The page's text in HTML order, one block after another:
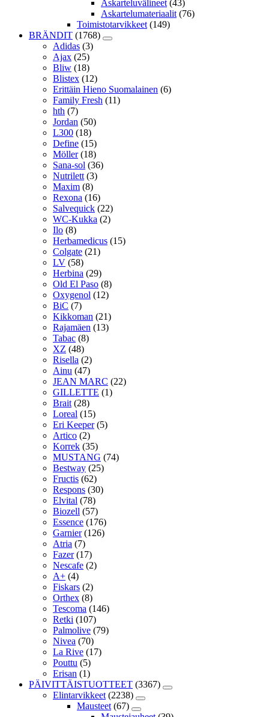
Askarteluvälineet (43)
Askartelumateriaalit (76)
Toimistotarvikkeet (149)
BRÄNDIT (1768)
Adidas (3)
Ajax (25)
Bliw (18)
Blistex (12)
Erittäin Hieno Suomalainen (6)
Family Fresh (11)
hth (7)
Jordan (50)
L300 (18)
Define (15)
Möller (18)
Sana-sol (36)
Nutrilett (3)
Maxim (8)
Rexona (16)
Salvequick (22)
WC-Kukka (2)
Ilo (8)
Herbamedicus (15)
Colgate (21)
LV (58)
Herbina (29)
Old El Paso (8)
Oxygenol (12)
BiC (7)
Kikkoman (21)
Rajamäen (13)
Tabac (8)
XZ (48)
Risella (2)
Ainu (47)
JEAN MARC (22)
GILLETTE (1)
Brait (28)
Loreal (15)
Eri Keeper (5)
Artico (2)
Korrek (35)
MUSTANG (74)
Bestway (25)
Fructis (62)
Respons (30)
Elvital (78)
Biozell (57)
Essence (176)
Garnier (126)
Atria (7)
Fazer (17)
Nescafe (2)
A+ (4)
Fiskars (2)
Orthex (8)
Tescoma (146)
Retki (107)
Palmolive (79)
Nivea (70)
La Rive (17)
Pouttu (5)
Erisan (1)
PÄIVITTÄISTUOTTEET (3367)
Elintarvikkeet (2238)
Mausteet (67)